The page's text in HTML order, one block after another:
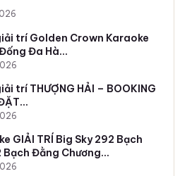
trí Golden Crown Karaoke
Đa Hà…
trí THƯỢNG HẢI – BOOKING
GIẢI TRÍ Big Sky 292 Bạch
Bạch Đằng Chương…